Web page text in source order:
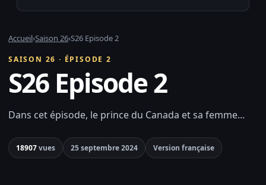
Accueil›Saison 26›S26 Episode 2
SAISON 26 · ÉPISODE 2
S26 Episode 2
Dans cet épisode, le prince du Canada et sa femme...
18907vues 25 septembre 2024 Version française